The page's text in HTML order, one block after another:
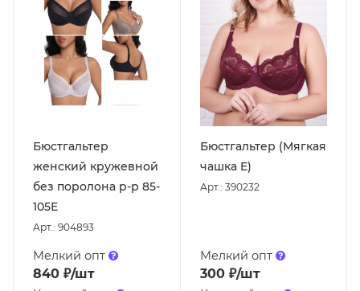
Бюстгальтер
женский кружевной
без поролона р-р 85-
105Е
Арт.: 904893
Мелкий опт
840 ₽/шт
Бюстгальтер (Мягкая
чашка E)
Арт.: 390232
Мелкий опт
300₽/шт